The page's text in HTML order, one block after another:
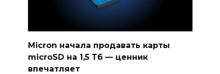
Micron начала продавать карты
microSD на 1,5 Тб — ценник
впечатляет